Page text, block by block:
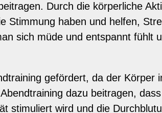
Durch die körperliche
Stimmung haben und helfen,
sich müde und entspannt fühlt
gefördert, da der Körper
dazu beitragen,
stimuliert wird und die